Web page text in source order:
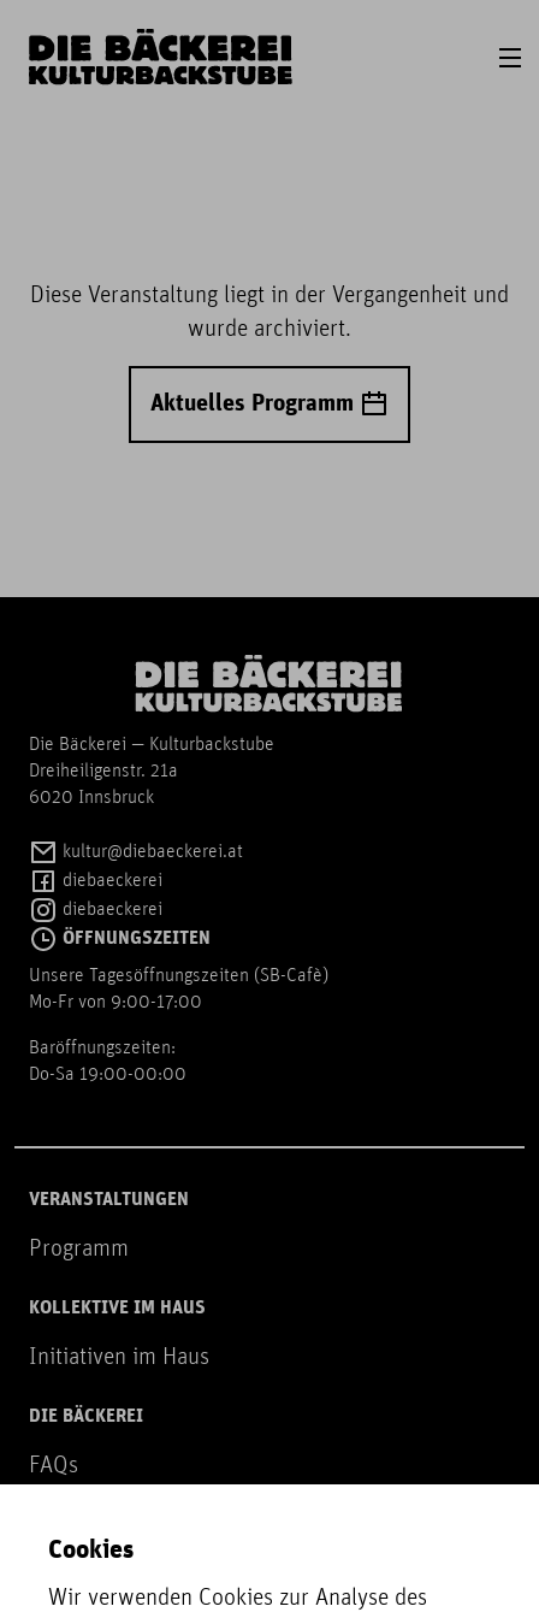
Diese Veranstaltung liegt in der Vergangenheit und
wurde archiviert.
Aktuelles Programm
Die Bäckerei — Kulturbackstube
Dreiheiligenstr. 21a
6020 Innsbruck
kultur@diebaeckerei.at
diebaeckerei
diebaeckerei
ÖFFNUNGSZEITEN
Unsere Tagesöffnungszeiten (SB-Cafè)
Mo-Fr von 9:00-17:00
Baröffnungszeiten:
Do-Sa 19:00-00:00
VERANSTALTUNGEN
Programm
KOLLEKTIVE IM HAUS
Initiativen im Haus
DIE BÄCKEREI
FAQs
NEWSLETTER
Zur Newsletter Anmeldung
Cookies
Wir verwenden Cookies zur Analyse des